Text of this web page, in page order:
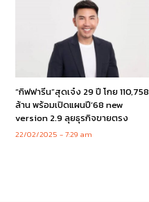
“กิฟฟารีน”สุดเจ๋ง 29 ปี โกย 110,758
ล้าน พร้อมเปิดแผนปี’68 new
version 2.9 ลุยธุรกิจขายตรง
22/02/2025 7:29 am